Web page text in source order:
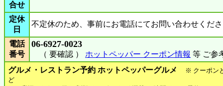
合せ
定休
日
不定休のため、事前にお電話にてお問い合わせくだ
電話
番号
06-6927-0023
（ 要確認 ） ホットペッパー クーポン情報 等 ご参
グルメ・レストラン予約 ホットペッパーグルメ
※ クーポン
ど